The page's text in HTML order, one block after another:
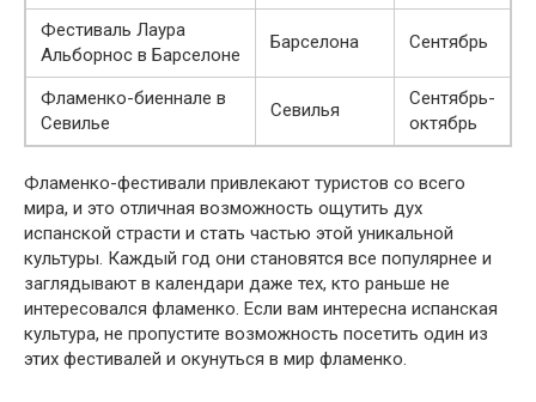
Фестиваль Лаура
Альборнос в Барселоне
Барселона Сентябрь
Фламенко-биеннале в
Севилье
Севилья
Сентябрь-
октябрь
Фламенко-фестивали привлекают туристов со всего
мира, и это отличная возможность ощутить дух
испанской страсти и стать частью этой уникальной
культуры. Каждый год они становятся все популярнее и
заглядывают в календари даже тех, кто раньше не
интересовался фламенко. Если вам интересна испанская
культура, не пропустите возможность посетить один из
этих фестивалей и окунуться в мир фламенко.